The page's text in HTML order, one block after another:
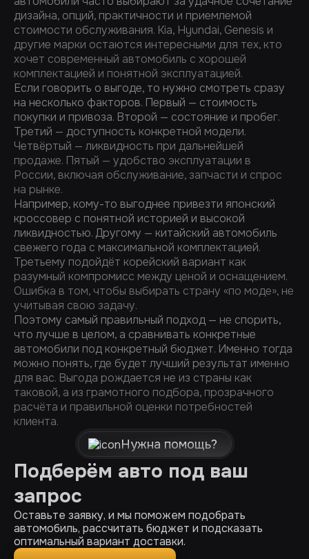
дизайна, опций, практичности и приемлемой
стоимости обслуживания. Kia, Hyundai, Genesis и
другие марки остаются интересными для тех, кто
хочет современный автомобиль с хорошей
комплектацией и понятной эксплуатацией.
Если говорить о выгоде, то нужно смотреть сразу
на несколько факторов. Первый — стоимость
покупки и привоза. Второй — состояние и пробег.
Третий — доступность конкретной модели.
Четвёртый — ликвидность при дальнейшей
продаже. Пятый — удобство эксплуатации в
России, включая обслуживание, запчасти и спрос
на рынке.
Например, кому-то выгоднее привезти японский
кроссовер с понятной историей и высокой
ликвидностью. Другому — китайский автомобиль
свежего года с максимальной комплектацией.
Третьему подойдёт корейский вариант как
разумный компромисс между ценой и оснащением.
Ошибка в том, чтобы выбирать страну «по моде», не
учитывая свою задачу.
Поэтому самый правильный подход — не спорить,
что лучше в целом, а сравнивать конкретные
автомобили под конкретный бюджет. Именно тогда
можно понять, где будет лучший результат именно
для вас. Выгода рождается не из страны как
таковой, а из грамотного подбора, прозрачного
расчёта и правильной оценки потребностей
клиента.
Нужна помощь?
Подберём авто под ваш
запрос
Оставьте заявку, и мы поможем подобрать
автомобиль, рассчитать бюджет и подсказать
оптимальный вариант доставки.